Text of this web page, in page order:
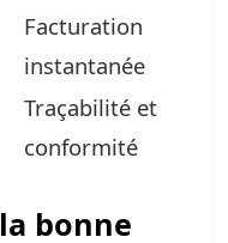
Facturation
instantanée
Traçabilité et
conformité
bonne